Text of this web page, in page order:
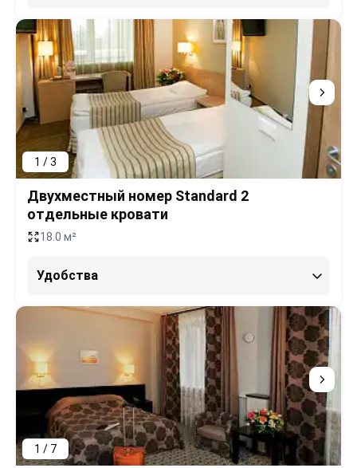
1 / 3
Двухместный номер Standard 2
отдельные кровати
18.0 м²
Удобства
1 / 7